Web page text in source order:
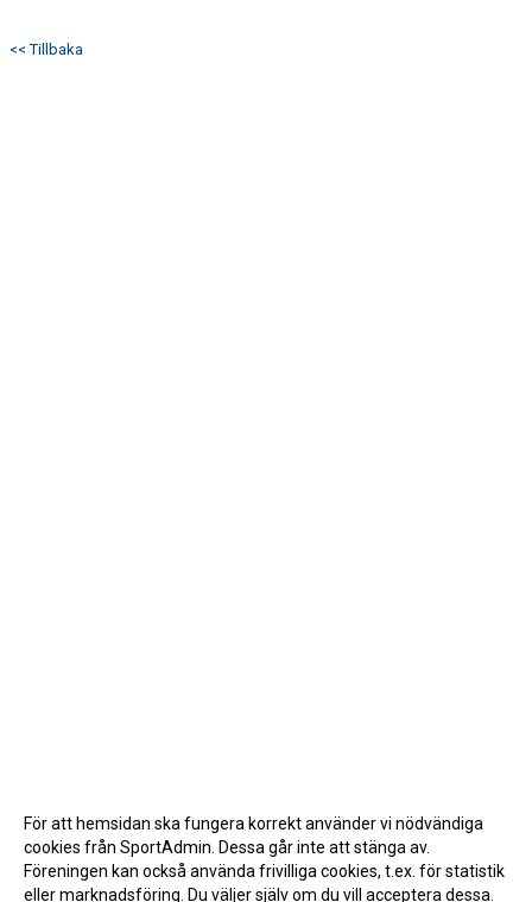
<< Tillbaka
För att hemsidan ska fungera korrekt använder vi nödvändiga
cookies från SportAdmin. Dessa går inte att stänga av.
Föreningen kan också använda frivilliga cookies, t.ex. för statistik
eller marknadsföring. Du väljer själv om du vill acceptera dessa.